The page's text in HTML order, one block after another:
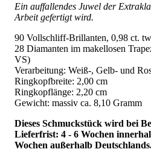
Ein auffallendes Juwel der
Arbeit gefertigt wird.
90 Vollschliff-Brillanten, 0,98 ct.
28 Diamanten im makellosen
VS)
Verarbeitung: Weiß-, Gelb- und
Ringkopfbreite: 2,00 cm
Ringkopflänge: 2,20 cm
Gewicht: massiv ca. 8,10 Gramm
Dieses Schmuckstück wird bei
Lieferfrist: 4 - 6 Wochen
Wochen außerhalb